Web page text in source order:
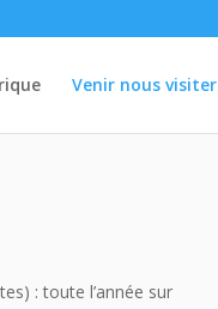
Venir nous visiter
: toute l’année sur